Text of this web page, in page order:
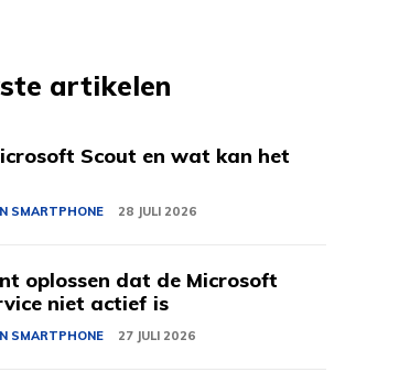
artikelen
Scout en wat kan het
SMARTPHONE 28 JULI 2026
oplossen dat de Microsoft
niet actief is
SMARTPHONE 27 JULI 2026